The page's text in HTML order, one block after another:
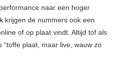
naar een hoger
krijgen de nummers ook een
of op plaat vindt. Altijd tof als
plaat, maar live, wauw zo